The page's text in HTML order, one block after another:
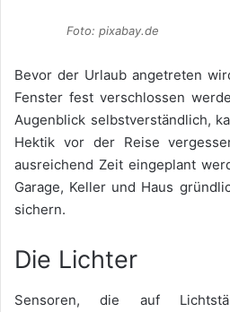
Foto: pixabay.de
Bevor der Urlaub angetreten
Fenster fest verschlossen
Augenblick selbstverständlich,
Hektik vor der Reise
ausreichend Zeit eingeplant
Garage, Keller und Haus
sichern.
Die Lichter
Sensoren, die auf